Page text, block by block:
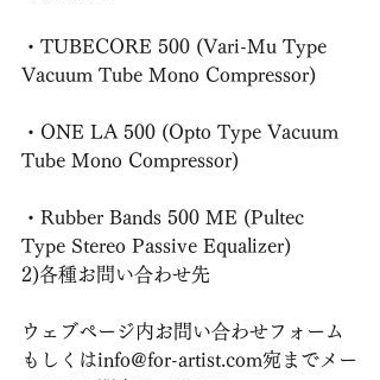
・TUBECORE 500 (Vari-Mu Type
Vacuum Tube Mono Compressor)
・ONE LA 500 (Opto Type Vacuum
Tube Mono Compressor)
・Rubber Bands 500 ME (Pultec
Type Stereo Passive Equalizer)
2)各種お問い合わせ先
ウェブページ内お問い合わせフォーム
もしくはinfo@for-artist.com宛までメー